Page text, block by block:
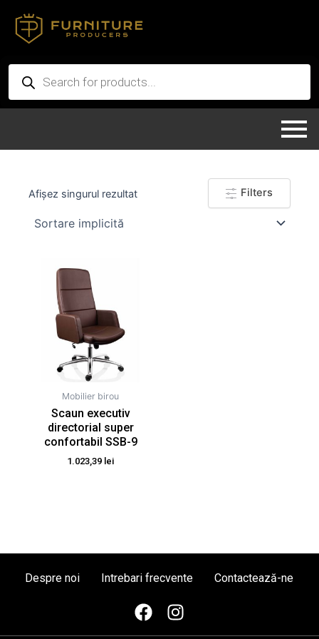
content
Products
search
Filters
Afișez singurul rezultat
Mobilier birou
Scaun executiv
directorial super
confortabil SSB-9
1.023,39 lei
Despre noi Intrebari frecvente Contactează-ne
F
I